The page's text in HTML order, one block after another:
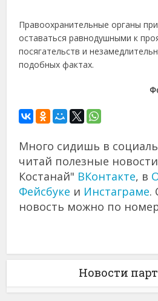
Правоохранительные органы
оставаться равнодушными к
посягательств и
подобных фактах.
Много сидишь в
читай полезные
Костанай" ВКонтакте, в
Фейсбуке и Инстаграме.
новость можно по
Новости